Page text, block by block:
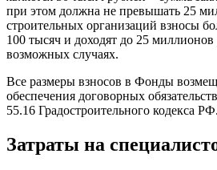
при этом должна не превышать 25
строительных организаций взносы
100 тысяч и доходят до 25
возможных случаях.
Все размеры взносов в Фонды
обеспечения договорных
55.16 Градостроительного кодекса РФ.
Затраты на